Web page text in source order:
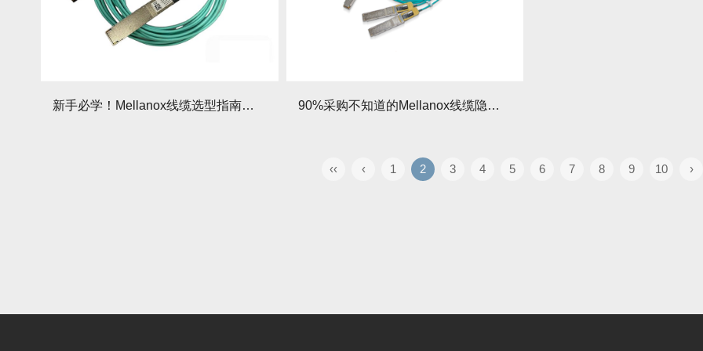
新手必学！Mellanox线缆选型指南：从带宽到兼容性全搞定！ 90%采购不知道的Mellanox线缆隐藏优势，看完秒懂！
‹‹ ‹ 1 2 3 4 5 6 7 8 9 10 ›